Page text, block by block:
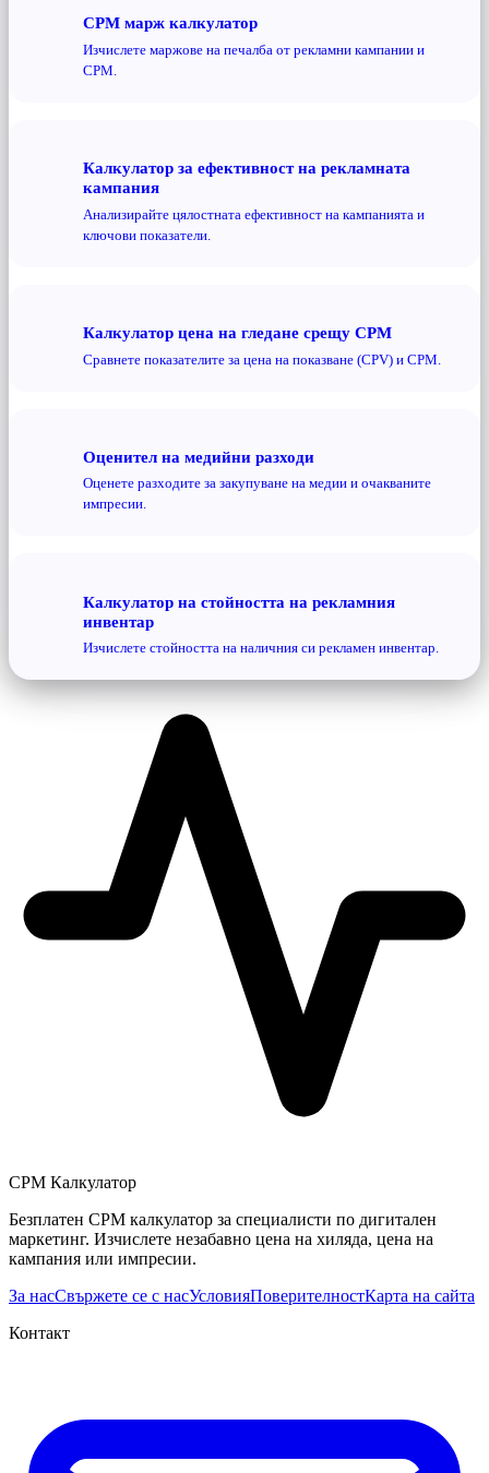
CPM марж калкулатор
Изчислете маржове на печалба от рекламни кампании и
CPM.
Калкулатор за ефективност на рекламната
кампания
Анализирайте цялостната ефективност на кампанията и
ключови показатели.
Калкулатор цена на гледане срещу CPM
Сравнете показателите за цена на показване (CPV) и CPM.
Оценител на медийни разходи
Оценете разходите за закупуване на медии и очакваните
импресии.
Калкулатор на стойността на рекламния
инвентар
Изчислете стойността на наличния си рекламен инвентар.
CPM Калкулатор
Безплатен CPM калкулатор за специалисти по дигитален
маркетинг. Изчислете незабавно цена на хиляда, цена на
кампания или импресии.
За насСвържете се с насУсловияПоверителностКарта на сайта
Контакт